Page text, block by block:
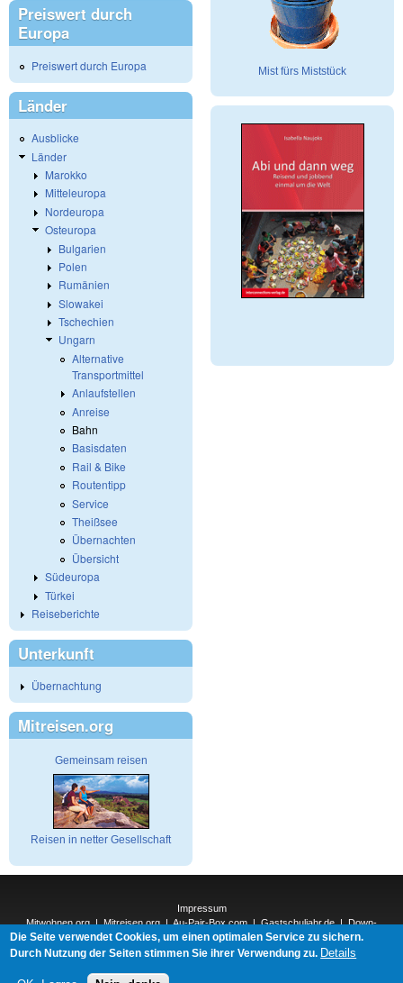
Preiswert durch
Europa
Preiswert durch Europa
Länder
Ausblicke
Länder
Marokko
Mitteleuropa
Nordeuropa
Osteuropa
Bulgarien
Polen
Rumänien
Slowakei
Tschechien
Ungarn
Alternative
Transportmittel
Anlaufstellen
Anreise
Bahn
Basisdaten
Rail & Bike
Routentipp
Service
Theißsee
Übernachten
Übersicht
Südeuropa
Türkei
Reiseberichte
Unterkunft
Übernachtung
Mitreisen.org
Gemeinsam reisen
Reisen in netter Gesellschaft
Mist fürs Miststück
Impressum
Mitwohnen.org|Mitreisen.org|Au-Pair-Box.com|Gastschuljahr.de|Down-
Under.org |Elderpair.com|
Interconnections-Verlag.de|Natur-und-Umwelt.org|ReiseTops.com|
Die Seite verwendet Cookies, um einen optimalen Service zu sichern.
Durch Nutzung der Seiten stimmen Sie ihrer Verwendung zu. Details